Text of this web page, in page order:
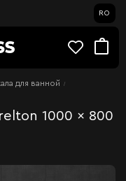
RO
для ванной
1000 x 800